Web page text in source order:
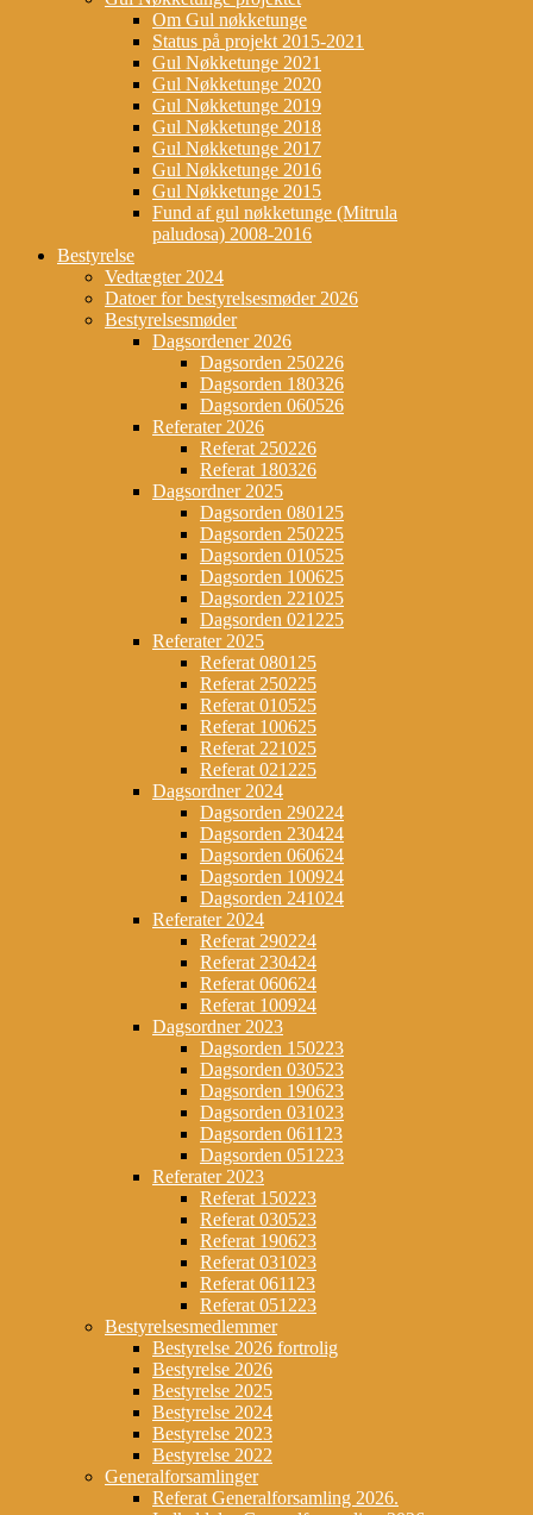
Om Gul nøkketunge
Status på projekt 2015-2021
Gul Nøkketunge 2021
Gul Nøkketunge 2020
Gul Nøkketunge 2019
Gul Nøkketunge 2018
Gul Nøkketunge 2017
Gul Nøkketunge 2016
Gul Nøkketunge 2015
Fund af gul nøkketunge (Mitrula
paludosa) 2008-2016
Bestyrelse
Vedtægter 2024
Datoer for bestyrelsesmøder 2026
Bestyrelsesmøder
Dagsordener 2026
Dagsorden 250226
Dagsorden 180326
Dagsorden 060526
Referater 2026
Referat 250226
Referat 180326
Dagsordner 2025
Dagsorden 080125
Dagsorden 250225
Dagsorden 010525
Dagsorden 100625
Dagsorden 221025
Dagsorden 021225
Referater 2025
Referat 080125
Referat 250225
Referat 010525
Referat 100625
Referat 221025
Referat 021225
Dagsordner 2024
Dagsorden 290224
Dagsorden 230424
Dagsorden 060624
Dagsorden 100924
Dagsorden 241024
Referater 2024
Referat 290224
Referat 230424
Referat 060624
Referat 100924
Dagsordner 2023
Dagsorden 150223
Dagsorden 030523
Dagsorden 190623
Dagsorden 031023
Dagsorden 061123
Dagsorden 051223
Referater 2023
Referat 150223
Referat 030523
Referat 190623
Referat 031023
Referat 061123
Referat 051223
Bestyrelsesmedlemmer
Bestyrelse 2026 fortrolig
Bestyrelse 2026
Bestyrelse 2025
Bestyrelse 2024
Bestyrelse 2023
Bestyrelse 2022
Generalforsamlinger
Referat Generalforsamling 2026.